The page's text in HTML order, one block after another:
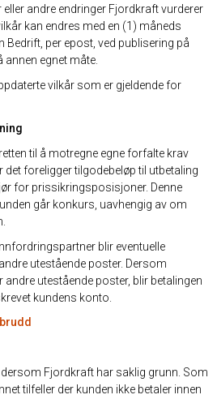
andre endringer Fjordkraft vurderer
kan endres med en (1) måneds
Bedrift, per epost, ved publisering på
annen egnet måte.
vilkår som er gjeldende for
til å motregne egne forfalte krav
det foreligger tilgodebeløp til utbetaling
for prissikringsposisjoner. Denne
går konkurs, uavhengig av om
blir eventuelle
utestående poster. Dersom
utestående poster, blir betalingen
kundens konto.
Fjordkraft har saklig grunn. Som
tilfeller der kunden ikke betaler innen